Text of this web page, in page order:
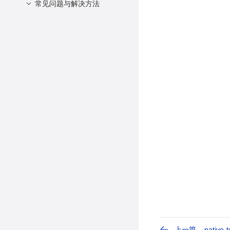
自定义模型
约束限制
常见问题与解决方法